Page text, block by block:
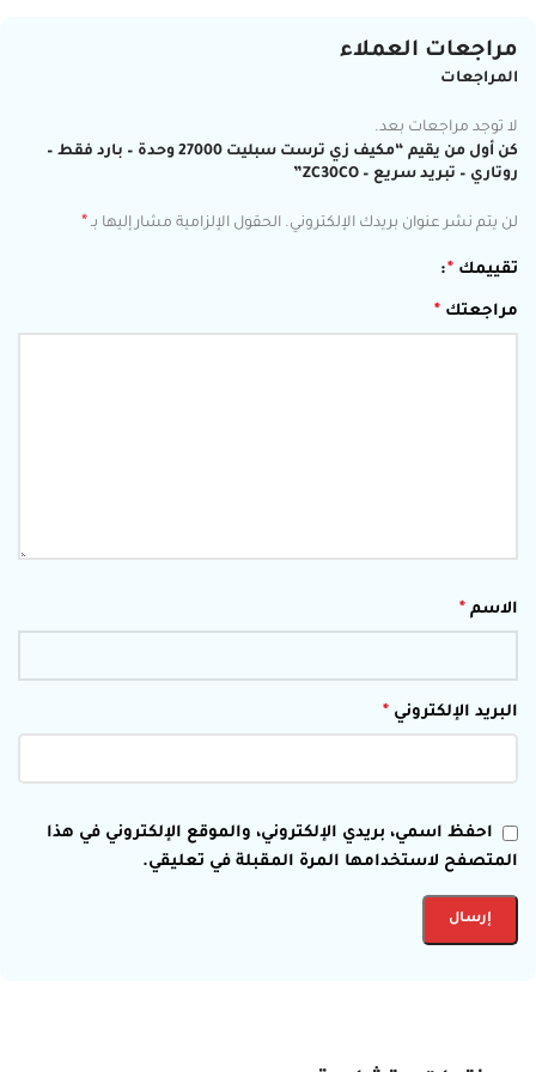
مراجعات العملاء
المراجعات
لا توجد مراجعات بعد.
كن أول من يقيم “مكيف زي ترست سبليت 27000 وحدة – بارد فقط –
روتاري – تبريد سريع – ZC30CO”
لن يتم نشر عنوان بريدك الإلكتروني. الحقول الإلزامية مشار إليها بـ *
تقييمك *
مراجعتك *
الاسم *
البريد الإلكتروني *
احفظ اسمي، بريدي الإلكتروني، والموقع الإلكتروني في هذا
المتصفح لاستخدامها المرة المقبلة في تعليقي.